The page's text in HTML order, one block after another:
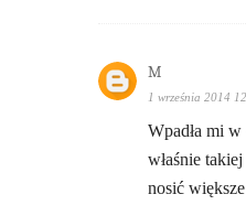
M
1 września 2014
Wpadła mi
właśnie
nosić